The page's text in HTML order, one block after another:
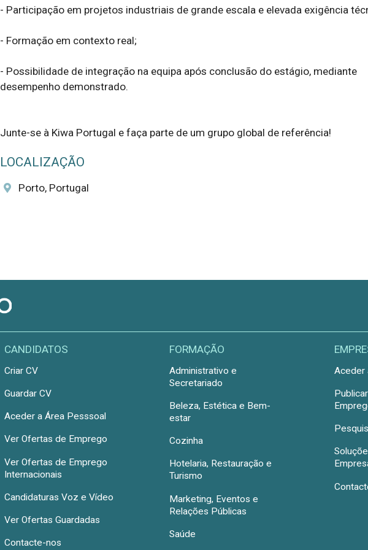
- Participação em projetos industriais de grande escala e elevada exigência
- Formação em contexto real;
- Possibilidade de integração na equipa após conclusão do estágio, mediante
desempenho demonstrado.
Junte-se à Kiwa Portugal e faça parte de um grupo global de referência!
LOCALIZAÇÃO
Porto, Portugal
CANDIDATOS
Criar CV
Guardar CV
Aceder a Área Pesssoal
Ver Ofertas de Emprego
Ver Ofertas de Emprego
Internacionais
Candidaturas Voz e Vídeo
Ver Ofertas Guardadas
Contacte-nos
FORMAÇÃO
Administrativo e
Secretariado
Beleza, Estética e Bem-
estar
Cozinha
Hotelaria, Restauração e
Turismo
Marketing, Eventos e
Relações Públicas
Saúde
Aceder